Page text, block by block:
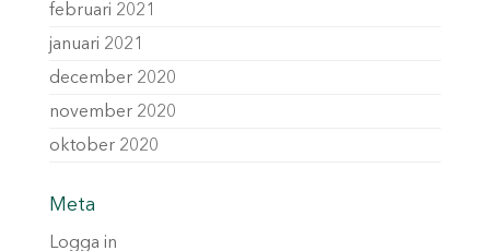
februari 2021
januari 2021
december 2020
november 2020
oktober 2020
Meta
Logga in